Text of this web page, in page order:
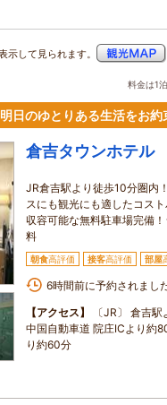
して見られます。
料金は1
日のゆとりある生活をお約
倉吉タウンホテル
JR倉吉駅より徒歩10分圏内
スにも観光にも適したコス
収容可能な無料駐車場完備
料
朝食高評価 接客高評価 部屋
6時間前に予約されまし
【アクセス】
〔JR〕 倉吉
中国自動車道 院庄ICより約
り約60分